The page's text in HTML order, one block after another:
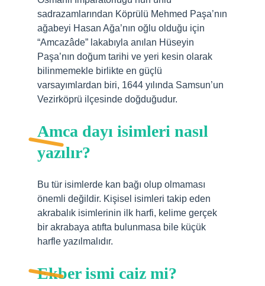
sadrazamlarından Köprülü Mehmed Paşa’nın
ağabeyi Hasan Ağa’nın oğlu olduğu için
“Amcazâde” lakabıyla anılan Hüseyin
Paşa’nın doğum tarihi ve yeri kesin olarak
bilinmemekle birlikte en güçlü
varsayımlardan biri, 1644 yılında Samsun’un
Vezirköprü ilçesinde doğduğudur.
Amca dayı isimleri nasıl
yazılır?
Bu tür isimlerde kan bağı olup olmaması
önemli değildir. Kişisel isimleri takip eden
akrabalık isimlerinin ilk harfi, kelime gerçek
bir akrabaya atıfta bulunmasa bile küçük
harfle yazılmalıdır.
Ekber ismi caiz mi?